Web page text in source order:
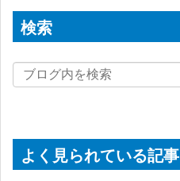
検索
よく見られている記事